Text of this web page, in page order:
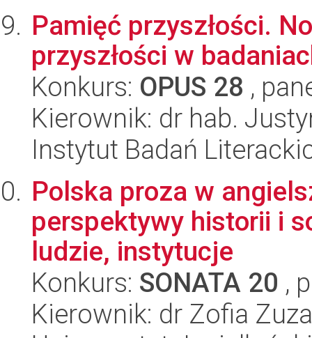
Pamięć przyszłości.
przyszłości w
Konkurs: OPUS 28 ,
Kierownik: dr hab.
Instytut Badań
Polska proza w
perspektywy historii i
ludzie, instytucje
Konkurs: SONATA 20 ,
Kierownik: dr Zofia